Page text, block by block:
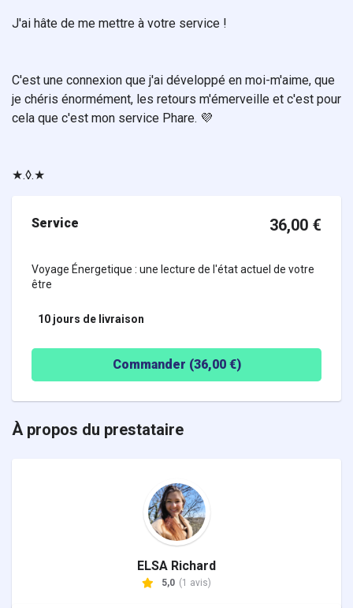
J'ai hâte de me mettre à votre service !
C'est une connexion que j'ai développé en moi-m'aime, que
je chéris énormément, les retours m'émerveille et c'est pour
cela que c'est mon service Phare. 💜
★.◊.★
Service 36,00 €
Voyage Énergetique : une lecture de l'état actuel de votre
être
10 jours de livraison
Commander (36,00€)
À propos du prestataire
ELSA Richard
5,0 (1 avis)